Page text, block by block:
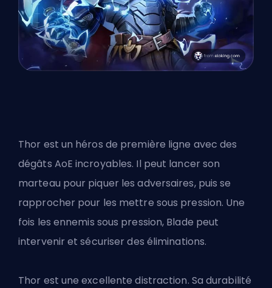
Thor est un héros de première ligne avec des
dégâts AoE incroyables. Il peut lancer son
marteau pour piquer les adversaires, puis se
rapprocher pour les mettre sous pression. Une
fois les ennemis sous pression, Blade peut
intervenir et sécuriser des éliminations.
Thor est une excellente distraction. Sa durabilité